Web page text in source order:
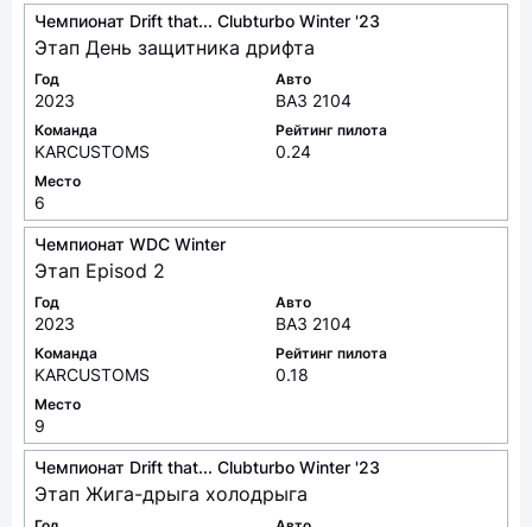
Чемпионат Drift that... Clubturbo Winter '23
Этап День защитника дрифта
Год
2023
Авто
ВАЗ 2104
Команда
KARCUSTOMS
Рейтинг пилота
0.24
Место
6
Чемпионат WDC Winter
Этап Episod 2
Год
2023
Авто
ВАЗ 2104
Команда
KARCUSTOMS
Рейтинг пилота
0.18
Место
9
Чемпионат Drift that... Clubturbo Winter '23
Этап Жига-дрыга холодрыга